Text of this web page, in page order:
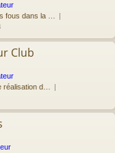
fous dans la …
Club
réalisation d…